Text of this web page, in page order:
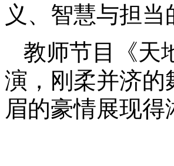
义、智慧与担
教师节目《天
演，刚柔并济的
眉的豪情展现得